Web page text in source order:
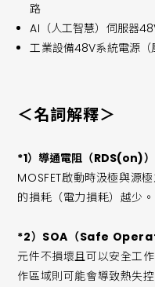
路
AI（人工智慧）伺服器
工業設備48V系統電源（
＜名詞解釋＞
*1）導通電阻（RDS(on)）
MOSFET啟動時汲極與源
的損耗（電力損耗）越少。
*2）SOA（Safe
元件不損壞且可以安全工
作區域則可能會導致熱失